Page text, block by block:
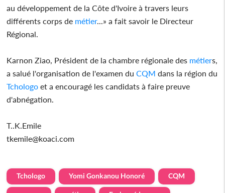
au développement de la Côte d'Ivoire à travers leurs
différents corps de métier...» a fait savoir le Directeur
Régional.
Karnon Ziao, Président de la chambre régionale des métiers,
a salué l'organisation de l'examen du CQM dans la région du
Tchologo et a encouragé les candidats à faire preuve
d'abnégation.
T..K.Emile
tkemile@koaci.com
Tchologo Yomi Gonkanou Honoré CQM